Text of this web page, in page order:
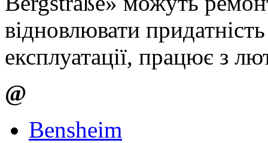
відновлювати
експлуатації, працює з
@
Bensheim